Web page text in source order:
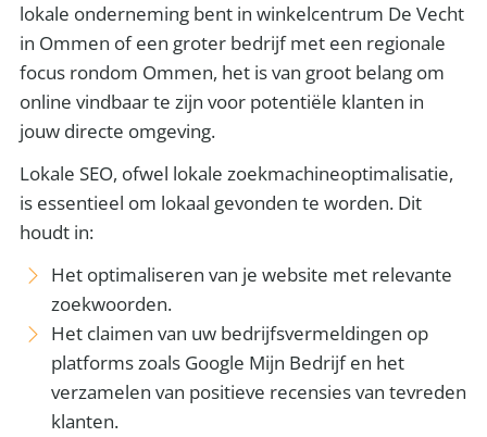
lokale onderneming bent in winkelcentrum De Vecht
in Ommen of een groter bedrijf met een regionale
focus rondom Ommen, het is van groot belang om
online vindbaar te zijn voor potentiële klanten in
jouw directe omgeving.
Lokale SEO, ofwel lokale zoekmachineoptimalisatie,
is essentieel om lokaal gevonden te worden. Dit
houdt in:
Het optimaliseren van je website met relevante
zoekwoorden.
Het claimen van uw bedrijfsvermeldingen op
platforms zoals Google Mijn Bedrijf en het
verzamelen van positieve recensies van tevreden
klanten.